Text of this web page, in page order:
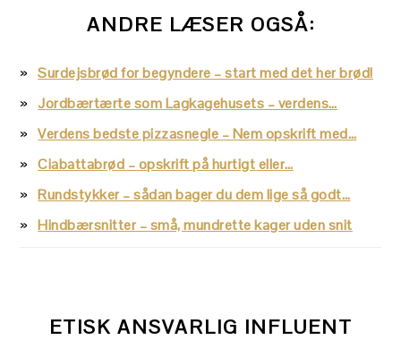
ANDRE LÆSER OGSÅ:
Surdejsbrød for begyndere – start med det her brød!
Jordbærtærte som Lagkagehusets – verdens…
Verdens bedste pizzasnegle – Nem opskrift med…
Ciabattabrød – opskrift på hurtigt eller…
Rundstykker – sådan bager du dem lige så godt…
Hindbærsnitter – små, mundrette kager uden snit
ETISK ANSVARLIG INFLUENT